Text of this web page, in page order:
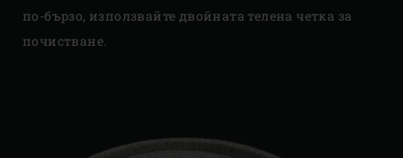
по-бързо, използвайте двойната телена четка за
почистване.